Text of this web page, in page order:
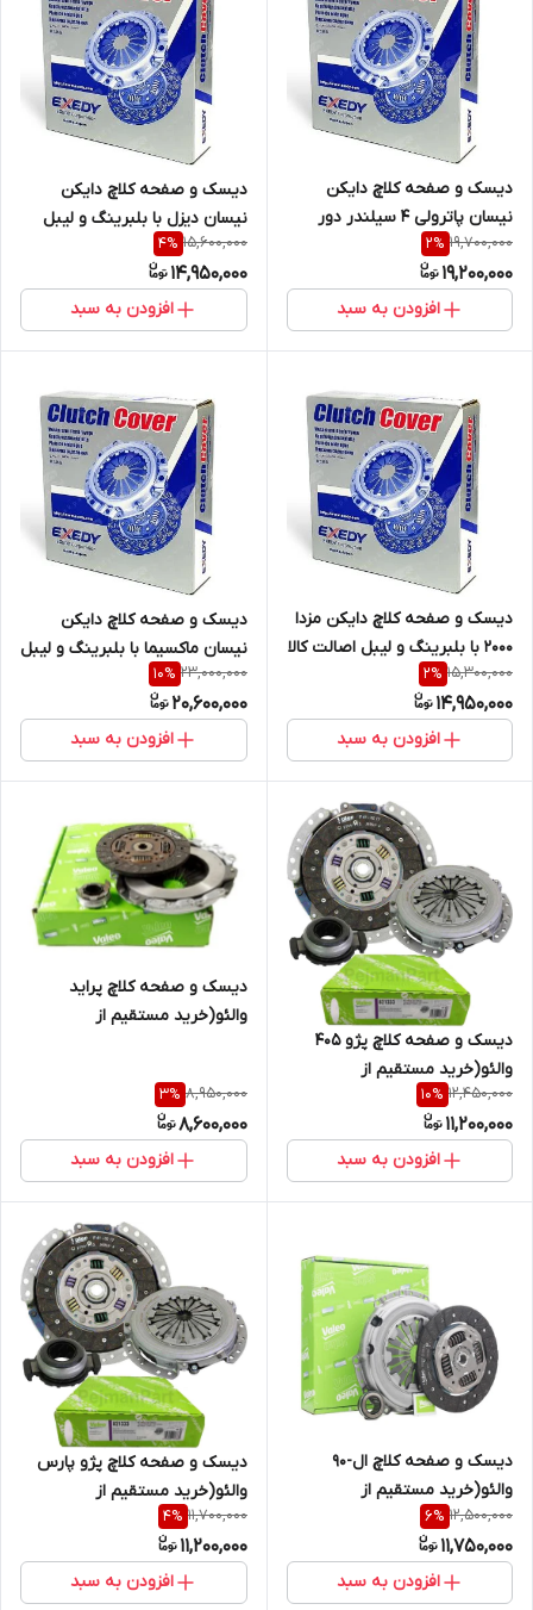
دیسک و صفحه کلاچ دایکن
نیسان پاترولی 4 سیلندر دور
بزرگ با لیبل اصالت کالا (خرید
مستقیم از واردکننده)
19,700,000
2%
19,200,000
افزودن به سبد
دیسک و صفحه کلاچ دایکن
نیسان دیزل با بلبرینگ و لیبل
اصالت کالا (خرید مستقیم از
واردکننده)
15,600,000
4%
14,950,000
افزودن به سبد
دیسک و صفحه کلاچ دایکن مزدا
2000 با بلبرینگ و لیبل اصالت کالا
(خرید مستقیم از واردکننده)
15,300,000
2%
14,950,000
افزودن به سبد
دیسک و صفحه کلاچ دایکن
نیسان ماکسیما با بلبرینگ و لیبل
اصالت کالا (خرید مستقیم از
واردکننده)
23,000,000
10%
20,600,000
افزودن به سبد
دیسک و صفحه کلاچ پژو 405
والئو(خرید مستقیم از
واردکننده)
12,450,000
10%
11,200,000
افزودن به سبد
دیسک و صفحه کلاچ پراید
والئو(خرید مستقیم از
8,950,000
3%
8,600,000
افزودن به سبد
دیسک و صفحه کلاچ ال-90
والئو(خرید مستقیم از
واردکننده)
12,500,000
6%
11,750,000
افزودن به سبد
دیسک و صفحه کلاچ پژو پارس
والئو(خرید مستقیم از
واردکننده)
11,700,000
4%
11,200,000
افزودن به سبد